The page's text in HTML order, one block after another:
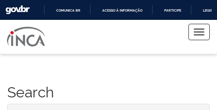
COMUNICA BR ACESSO À INFORMAÇÃO PARTICIPE
navigation
Search